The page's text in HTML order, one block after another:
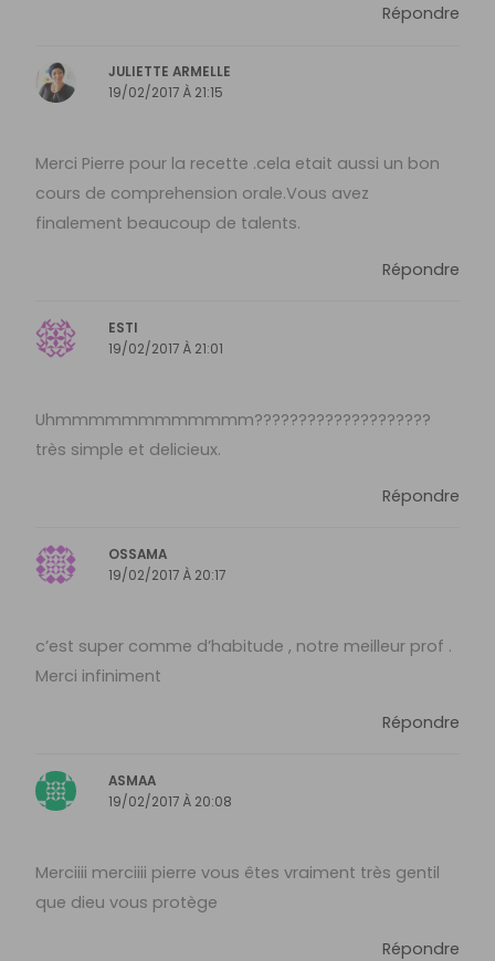
Répondre
JULIETTE ARMELLE
19/02/2017 À 21:15
Merci Pierre pour la recette .cela etait aussi un bon
cours de comprehension orale.Vous avez
finalement beaucoup de talents.
Répondre
ESTI
19/02/2017 À 21:01
Uhmmmmmmmmmmmm????????????????????
très simple et delicieux.
Répondre
OSSAMA
19/02/2017 À 20:17
c’est super comme d’habitude , notre meilleur prof .
Merci infiniment
Répondre
ASMAA
19/02/2017 À 20:08
Merciiii merciiii pierre vous êtes vraiment très gentil
que dieu vous protège
Répondre